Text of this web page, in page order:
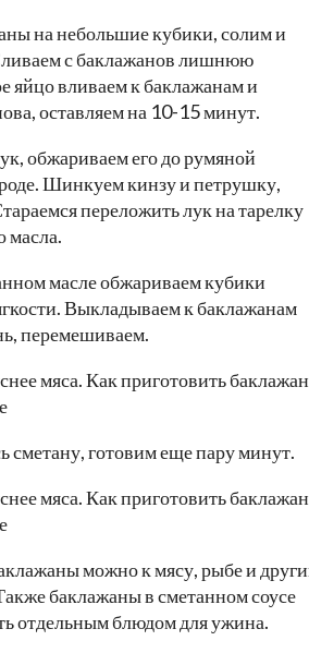
на небольшие кубики, солим и
с баклажанов лишнюю
яйцо вливаем к баклажанам и
оставляем на 10-15 минут.
обжариваем его до румяной
Шинкуем кинзу и петрушку,
переложить лук на тарелку
масла.
масле обжариваем кубики
Выкладываем к баклажанам
перемешиваем.
сметану, готовим еще пару минут.
можно к мясу, рыбе и
баклажаны в сметанном соусе
отдельным блюдом для ужина.